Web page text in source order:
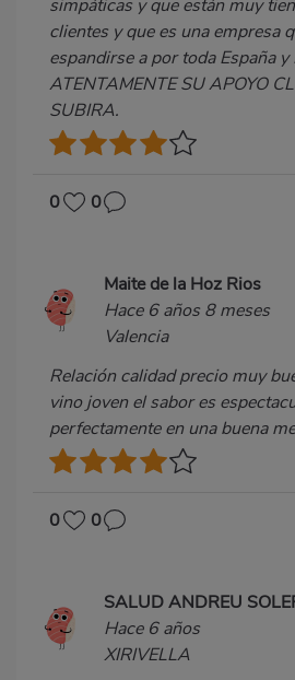
simpáticas y que están muy
clientes y que es una empresa
espandirse a por toda España y
ATENTAMENTE SU APOYO
SUBIRA.
0 0
Maite de la Hoz Rios
Hace 6 años 8 meses
Valencia
Relación calidad precio muy
vino joven el sabor es
perfectamente en una buena
0 0
SALUD ANDREU
Hace 6 años
XIRIVELLA